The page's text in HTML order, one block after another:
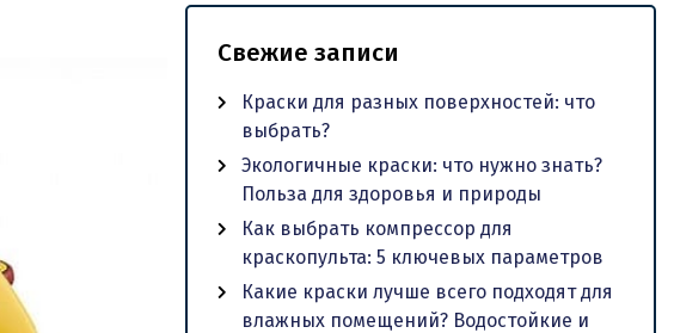
Свежие записи
Краски для разных поверхностей: что
выбрать?
Экологичные краски: что нужно знать?
Польза для здоровья и природы
Как выбрать компрессор для
краскопульта: 5 ключевых параметров
Какие краски лучше всего подходят для
влажных помещений? Водостойкие и